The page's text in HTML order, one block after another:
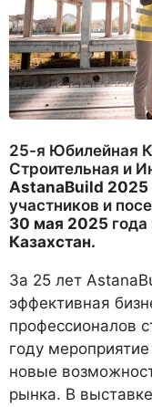
25-я Юбилейная
Строительная и
AstanaBuild 2025
участников и
30 мая 2025 года
Казахстан.
За 25 лет
эффективная
профессионалов
году
новые
рынка. В